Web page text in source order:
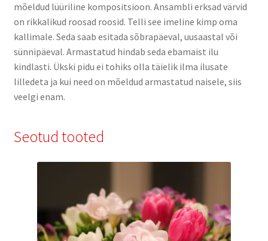
mõeldud lüüriline kompositsioon. Ansambli erksad värvid
on rikkalikud roosad roosid. Telli see imeline kimp oma
kallimale. Seda saab esitada sõbrapäeval, uusaastal või
sünnipäeval. Armastatud hindab seda ebamaist ilu
kindlasti. Ükski pidu ei tohiks olla täielik ilma ilusate
lilledeta ja kui need on mõeldud armastatud naisele, siis
veelgi enam.
Seotud tooted